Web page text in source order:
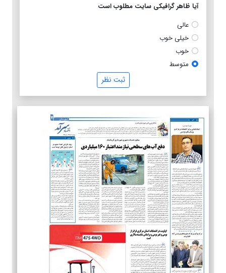
آیا ظاهر گرافیکی سایت مطلوب است
عالی
خیلی خوب
خوب
متوسط
ثبت نظر